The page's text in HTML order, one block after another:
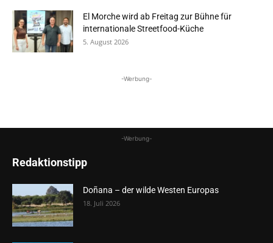
El Morche wird ab Freitag zur Bühne für
internationale Streetfood-Küche
5. August 2026
-Werbung-
-Werbung-
Redaktionstipp
Doñana – der wilde Westen Europas
18. Juli 2026